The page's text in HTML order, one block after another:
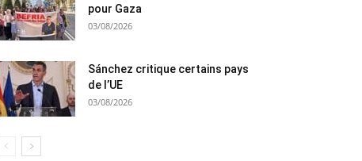
pour Gaza
03/08/2026
Sánchez critique certains pays
de l’UE
03/08/2026